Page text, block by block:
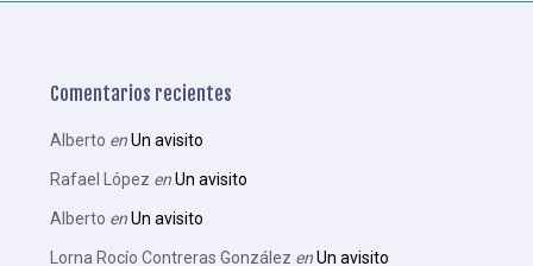
Comentarios recientes
Alberto enUn avisito
Rafael López enUn avisito
Alberto enUn avisito
Lorna Rocío Contreras González enUn avisito